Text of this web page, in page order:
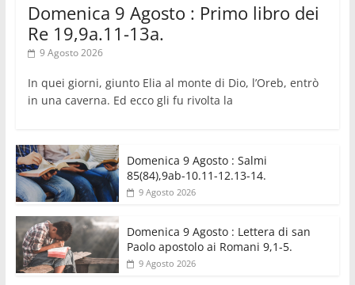
Domenica 9 Agosto : Primo libro dei
Re 19,9a.11-13a.
9 Agosto 2026
In quei giorni, giunto Elia al monte di Dio, l’Oreb, entrò
in una caverna. Ed ecco gli fu rivolta la
Domenica 9 Agosto : Salmi
85(84),9ab-10.11-12.13-14.
9 Agosto 2026
Domenica 9 Agosto : Lettera di san
Paolo apostolo ai Romani 9,1-5.
9 Agosto 2026